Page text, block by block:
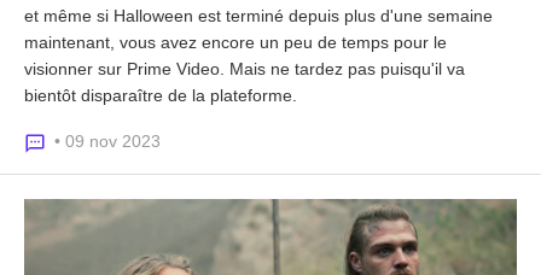
et même si Halloween est terminé depuis plus d'une semaine
maintenant, vous avez encore un peu de temps pour le
visionner sur Prime Video. Mais ne tardez pas puisqu'il va
bientôt disparaître de la plateforme.
• 09 nov 2023